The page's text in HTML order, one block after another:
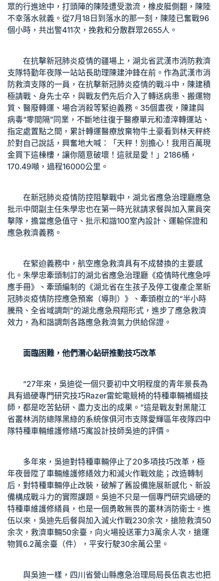
眾的行進途中，打頭陣的陳陸遭受激流，橡皮艇側翻，陳陸
不幸落水就義。從7月18日到落水的那一刻，陳陸已奮戰96
個小時，共出警411次，挽救和分散群眾2655人。
在抗擊新冠肺炎疫情的疆場上，湖北省武漢市消防救濟
支隊特勤年夜隊一站站長助理陳建沖鋒在前。作為武漢市消
防救濟支隊的一員，在抗擊新冠肺炎疫情的戰斗中，陳建積
極請戰、身先士卒，與戰友們先后介入了轉送病患、搬運物
質、醫廢轉運、場合消殺等緊迫義務。35個晝夜，陳建與
病毒“零間隔”同業，不斷地往復于醫療單元和渣滓轉運站、
指定處置點之間，累計轉運醫療放棄物牛土豪看到林天秤終
於對自己說話，興奮地大喊：「天秤！別擔心！我用百萬現
金買下這棟樓，讓你隨意破壞！這就是愛！」2186桶，
170.49噸，過程16000公里。
在新冠肺炎疫情防控阻擊戰中，湖北省應急治理廳應急
批示中間副主任朱學忠也在第一時光就請求餐與加入黨員突
擊隊，擔當應急值守、批示和諧100室內設計 、運輸保證和
應急救濟義務。
在緊迫義務中，航空應急救濟具有不成替換的主要感
化。朱學忠牽頭制訂的湖北省應急治理廳《疫情時代應急呼
應手冊》、牽頭編制的《湖北省在生孩子及停工復產企業新
冠肺炎疫情防控應急預案（導則）》、牽頭樹立的“半小時
騰飛、全省域調劑”的湖北應急飛翔形式，進步了應急救濟
效力，為和諧調劑各路應急救濟氣力供給保證。
面臨困難，他們潛心鉆研推動技巧改革
“27年來，吳迪從一個只要初中文明程度的青年景長為
具有過硬專門研究技巧Razer雷蛇電競椅的特種車輛補綴技
師，都是吃苦鉆研、盡力支出的成果。”這是戰友對黑龍江
省叢林消防總隊黑綠的系統傢俱河市支隊愛輝區年夜隊四中
隊特種車輛維護修繕巧寓設計技師吳迪的評價。
多年來，吳迪對特種車輛停止了20多項技巧改革，極
年夜晉陞了車輛維護修繕效力和滅火作戰效能；改造轉制
后，對特種車輛停止改裝，破解了舊設備施展新感化、新設
備構成戰斗力的實際課題。吳迪不只是一個專門研究過硬的
特種車維護修繕員，也是一個勇敢無畏的叢林消防衛士。進
伍以來，吳迪先后餐與加入滅火作戰230余次，搶險救濟50
余次，救濟車輛50余臺，向火場投送軍力3萬余人次，搶運
物質6.2萬余臺（件），平安行駛30余萬公里。
與吳迪一樣，四川省營山縣應急治理局局長伍袁志也把